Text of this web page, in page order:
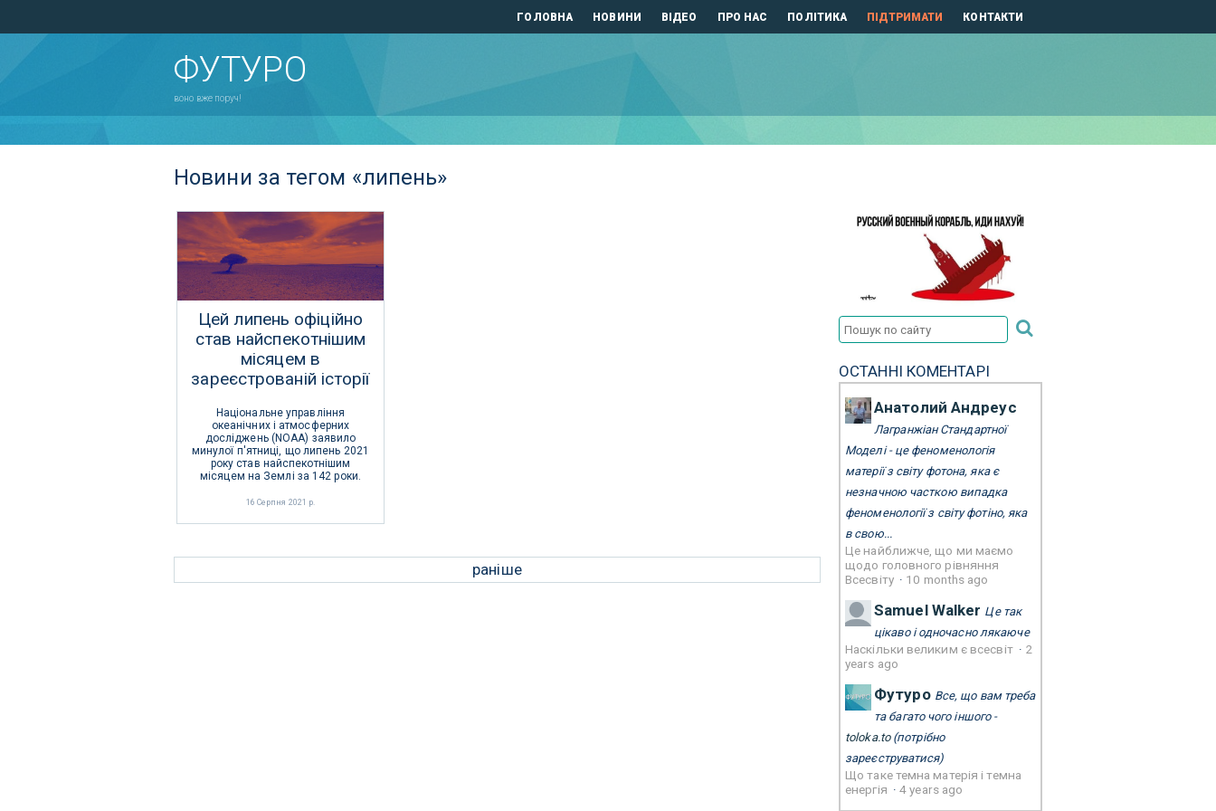
ГОЛОВНА НОВИНИ ВІДЕО ПРО НАС ПОЛІТИКА ПІДТРИМАТИ КОНТАКТИ
ФУТУРО
воно вже поруч!
Новини за тегом «липень»
Цей липень офіційно
став найспекотнішим
місяцем в
зареєстрованій історії
Національне управління
океанічних і атмосферних
досліджень (NOAA) заявило
минулої п'ятниці, що липень 2021
року став найспекотнішим
місяцем на Землі за 142 роки.
16 Серпня 2021 р.
раніше
ОСТАННІ КОМЕНТАРІ
Анатолий Андреус
Лагранжіан Стандартної
Моделі - це феноменологія
матерії з світу фотона, яка є
незначною часткою випадка
феноменології з світу фотіно, яка
в свою...
Це найближче, що ми маємо
щодо головного рівняння
Всесвіту · 10 months ago
Samuel Walker Це так
цікаво і одночасно лякаюче
Наскільки великим є всесвіт · 2
years ago
Футуро Все, що вам треба
та багато чого іншого -
toloka.to(потрібно
зареєструватися)
Що таке темна матерія і темна
енергія ·4 years ago